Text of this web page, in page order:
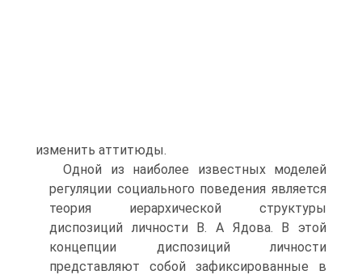
изменить аттитюды.
Одной из наиболее известных моделей
регуляции социального поведения является
теория иерархической структуры
диспозиций личности В. А Ядова. В этой
концепции диспозиций личности
представляют собой зафиксированные в